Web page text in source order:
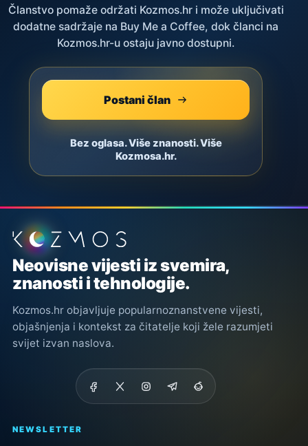
Članstvo pomaže održati Kozmos.hr i može uključivati
dodatne sadržaje na Buy Me a Coffee, dok članci na
Kozmos.hr-u ostaju javno dostupni.
Postani član
Bez oglasa. Više znanosti. Više
Kozmosa.hr.
Podnožje stranice
Neovisne vijesti iz svemira,
znanosti i tehnologije.
Kozmos.hr objavljuje popularnoznanstvene vijesti,
objašnjenja i kontekst za čitatelje koji žele razumjeti
svijet izvan naslova.
NEWSLETTER